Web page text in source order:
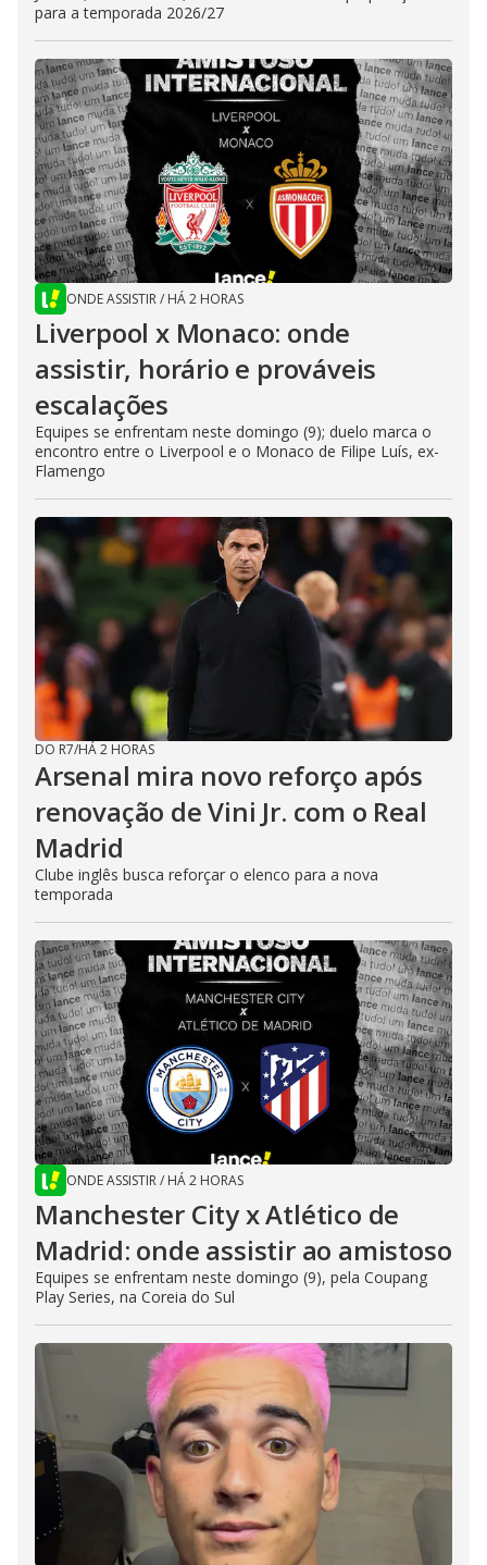
para a temporada 2026/27
ONDE ASSISTIR/ HÁ 2 HORAS
Liverpool x Monaco: onde
assistir, horário e prováveis
escalações
Equipes se enfrentam neste domingo (9); duelo marca o
encontro entre o Liverpool e o Monaco de Filipe Luís, ex-
Flamengo
DO R7/HÁ 2 HORAS
Arsenal mira novo reforço após
renovação de Vini Jr. com o Real
Madrid
Clube inglês busca reforçar o elenco para a nova
temporada
ONDE ASSISTIR/ HÁ 2 HORAS
Manchester City x Atlético de
Madrid: onde assistir ao amistoso
Equipes se enfrentam neste domingo (9), pela Coupang
Play Series, na Coreia do Sul